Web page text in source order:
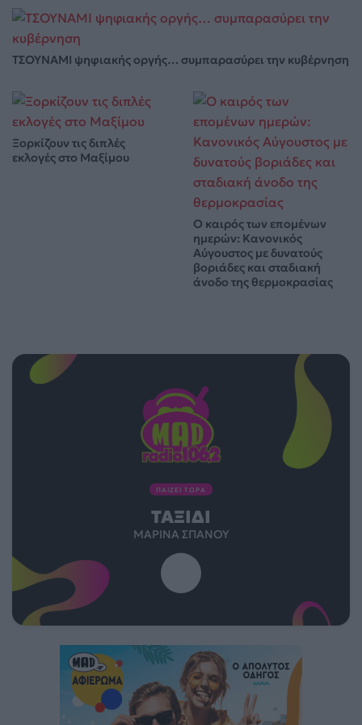
ΤΣΟΥΝΑΜΙ ψηφιακής οργής… συμπαρασύρει την κυβέρνηση
Ξορκίζουν τις διπλές
εκλογές στο Μαξίμου
Ο καιρός των επομένων
ημερών: Κανονικός
Αύγουστος με δυνατούς
βοριάδες και σταδιακή
άνοδο της θερμοκρασίας
ΠΑΙΖΕΙ ΤΩΡΑ
ΤΑΞΊΔΙ
ΜΑΡΊΝΑ ΣΠΑΝΟΎ